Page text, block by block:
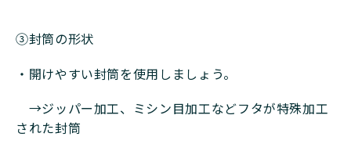
➂封筒の形状
・開けやすい封筒を使用しましょう。
→ジッパー加工、ミシン目加工などフタが特殊加工
された封筒